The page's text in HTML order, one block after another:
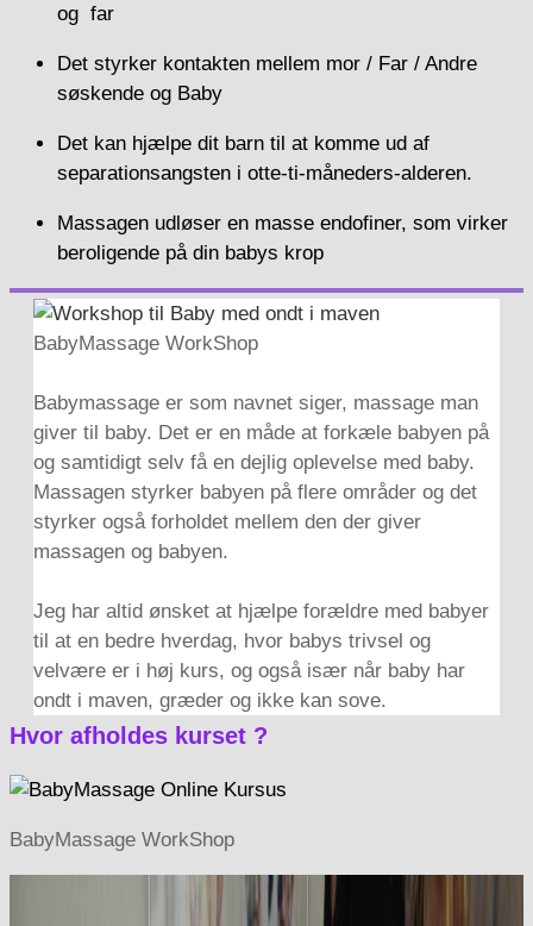
og far
Det styrker kontakten mellem mor / Far / Andre
søskende og Baby
Det kan hjælpe dit barn til at komme ud af
separationsangsten i otte-ti-måneders-alderen.
Massagen udløser en masse endofiner, som virker
beroligende på din babys krop
Hvad er BabyMassage
BabyMassage WorkShop
Babymassage er som navnet siger, massage man
giver til baby. Det er en måde at forkæle babyen på
og samtidigt selv få en dejlig oplevelse med baby.
Massagen styrker babyen på flere områder og det
styrker også forholdet mellem den der giver
massagen og babyen.
Jeg har altid ønsket at hjælpe forældre med babyer
til at en bedre hverdag, hvor babys trivsel og
velvære er i høj kurs, og også især når baby har
ondt i maven, græder og ikke kan sove.
Hvor afholdes kurset ?
BabyMassage WorkShop